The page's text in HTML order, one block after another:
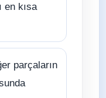
en kısa
parçaların